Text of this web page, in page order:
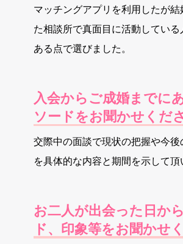
マッチングアプリを利用したが
た相談所で真面目に活動してい
ある点で選びました。
入会からご成婚までに
ソードをお聞かせくだ
交際中の面談で現状の把握や今
を具体的な内容と期間を示して
お二人が出会った日か
ド、印象等をお聞かせ